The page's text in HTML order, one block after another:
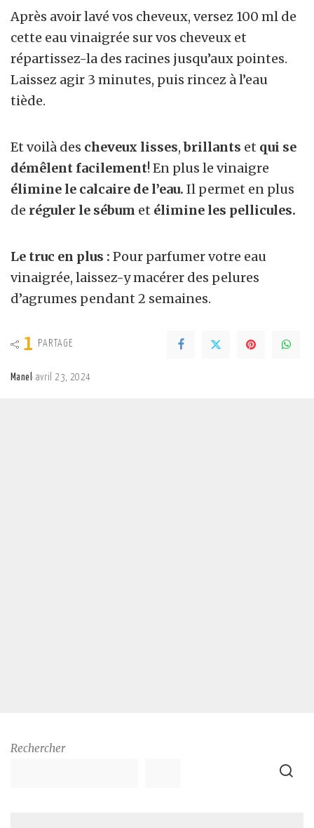
Après avoir lavé vos cheveux, versez 100 ml de
cette eau vinaigrée sur vos cheveux et
répartissez-la des racines jusqu’aux pointes.
Laissez agir 3 minutes, puis rincez à l’eau
tiède.
Et voilà des cheveux lisses,brillants et qui se
démêlent facilement! En plus le vinaigre
élimine le calcaire de l’eau. Il permet en plus
de réguler le sébum et élimine les pellicules.
Le truc en plus : Pour parfumer votre eau
vinaigrée, laissez-y macérer des pelures
d’agrumes pendant 2 semaines.
1 PARTAGE
Manel avril 23, 2024
Rechercher